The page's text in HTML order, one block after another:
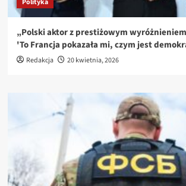
Polityka
„Polski aktor z prestiżowym
'To Francja pokazała mi, czym jest
Redakcja 20 kwietnia, 2026